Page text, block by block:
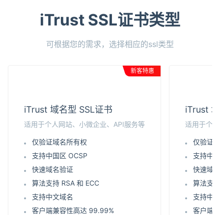
iTrust SSL证书类型
可根据您的需求，选择相应的ssl类型
新客特惠
iTrust 域名型 SSL证书
适用于个人网站、小微企业、API服务等
仅验证域名所有权
支持中国区 OCSP
快速域名验证
算法支持 RSA 和 ECC
支持中文域名
客户端兼容性高达 99.99%
iTrust
适用于个
仅验证
支持中
快速域
算法支
支持中
客户端